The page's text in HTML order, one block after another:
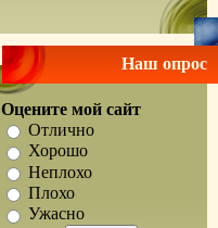
Наш опрос
Оцените мой сайт
Отлично
Хорошо
Неплохо
Плохо
Ужасно